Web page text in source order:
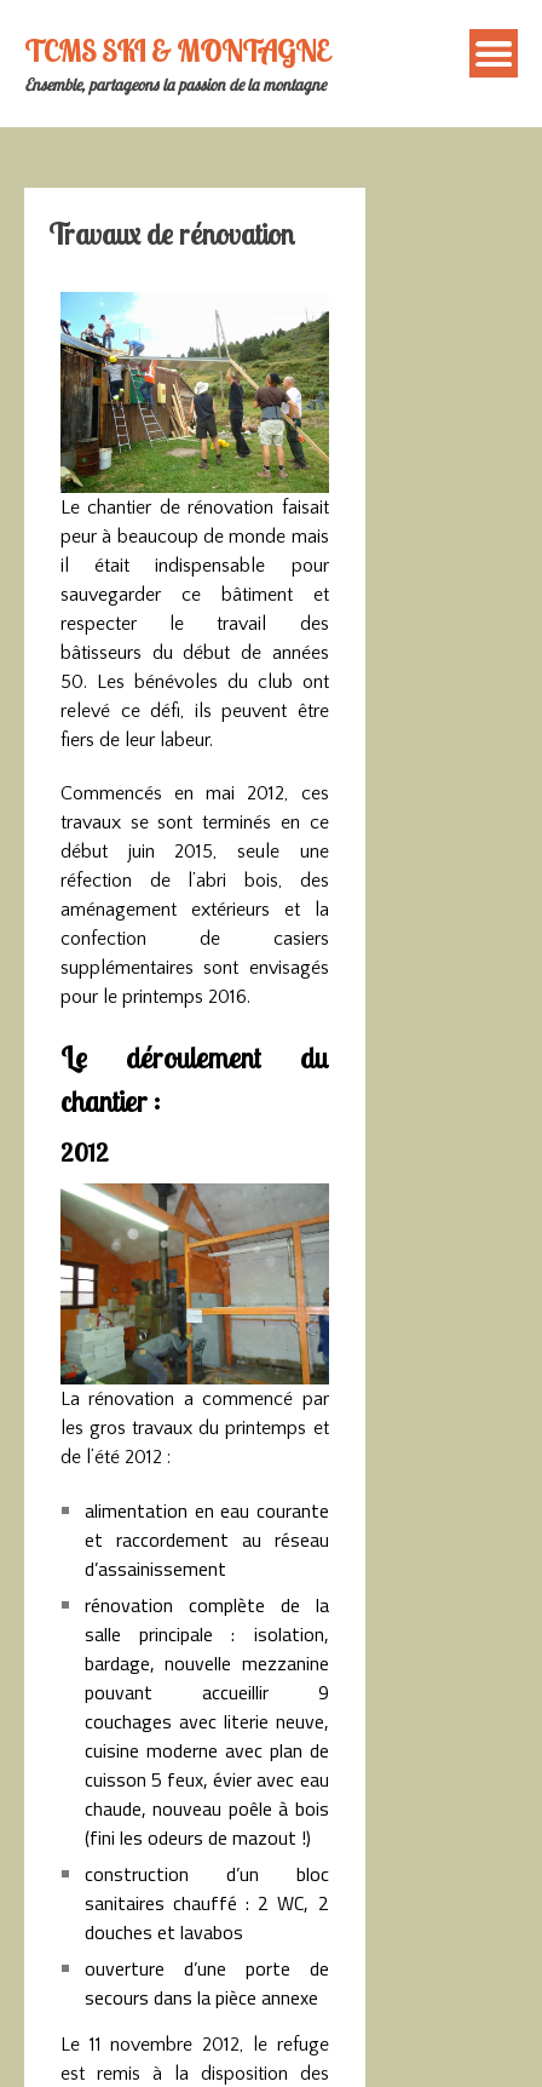
TCMS SKI & MONTAGNE
Ensemble, partageons la passion de la montagne
Travaux de rénovation
Le chantier de rénovation faisait
peur à beaucoup de monde mais
il était indispensable pour
sauvegarder ce bâtiment et
respecter le travail des
bâtisseurs du début de années
50. Les bénévoles du club ont
relevé ce défi, ils peuvent être
fiers de leur labeur.
Commencés en mai 2012, ces
travaux se sont terminés en ce
début juin 2015, seule une
réfection de l’abri bois, des
aménagement extérieurs et la
confection de casiers
supplémentaires sont envisagés
pour le printemps 2016.
Le déroulement du
chantier :
2012
La rénovation a commencé par
les gros travaux du printemps et
de l’été 2012 :
alimentation en eau courante
et raccordement au réseau
d’assainissement
rénovation complète de la
salle principale : isolation,
bardage, nouvelle mezzanine
pouvant accueillir 9
couchages avec literie neuve,
cuisine moderne avec plan de
cuisson 5 feux, évier avec eau
chaude, nouveau poêle à bois
(fini les odeurs de mazout !)
construction d’un bloc
sanitaires chauffé : 2 WC, 2
douches et lavabos
ouverture d’une porte de
secours dans la pièce annexe
Le 11 novembre 2012, le refuge
est remis à la disposition des